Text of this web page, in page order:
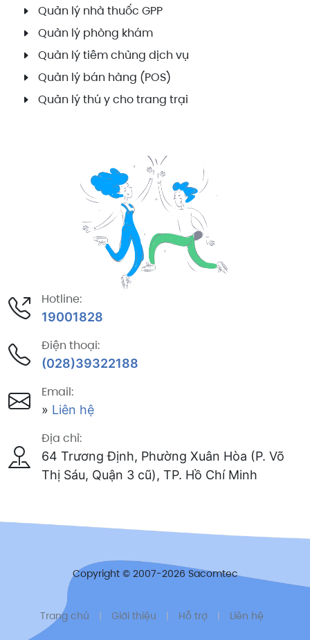
Quản lý nhà thuốc GPP
Quản lý phòng khám
Quản lý tiêm chủng dịch vụ
Quản lý bán hàng (POS)
Quản lý thú y cho trang trại
Hotline:
19001828
Điện thoại:
(028)39322188
Email:
» Liên hệ
Địa chỉ:
64 Trương Định, Phường Xuân Hòa (P. Võ
Thị Sáu, Quận 3 cũ), TP. Hồ Chí Minh
Copyright © 2007-2026 Sacomtec
Trang chủ | Giới thiệu | Hỗ trợ | Liên hệ